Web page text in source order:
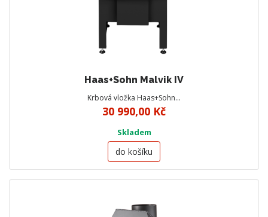
Haas+Sohn Malvik IV
Krbová vložka Haas+Sohn…
30 990,00 Kč
Skladem
do košíku